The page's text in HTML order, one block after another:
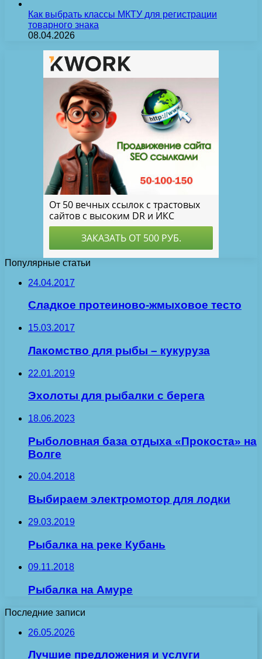
Как выбрать классы МКТУ для регистрации
товарного знака
08.04.2026
Популярные статьи
24.04.2017
Сладкое протеиново-жмыховое тесто
15.03.2017
Лакомство для рыбы – кукуруза
22.01.2019
Эхолоты для рыбалки с берега
18.06.2023
Рыболовная база отдыха «Прокоста» на
Волге
20.04.2018
Выбираем электромотор для лодки
29.03.2019
Рыбалка на реке Кубань
09.11.2018
Рыбалка на Амуре
Последние записи
26.05.2026
Лучшие предложения и услуги